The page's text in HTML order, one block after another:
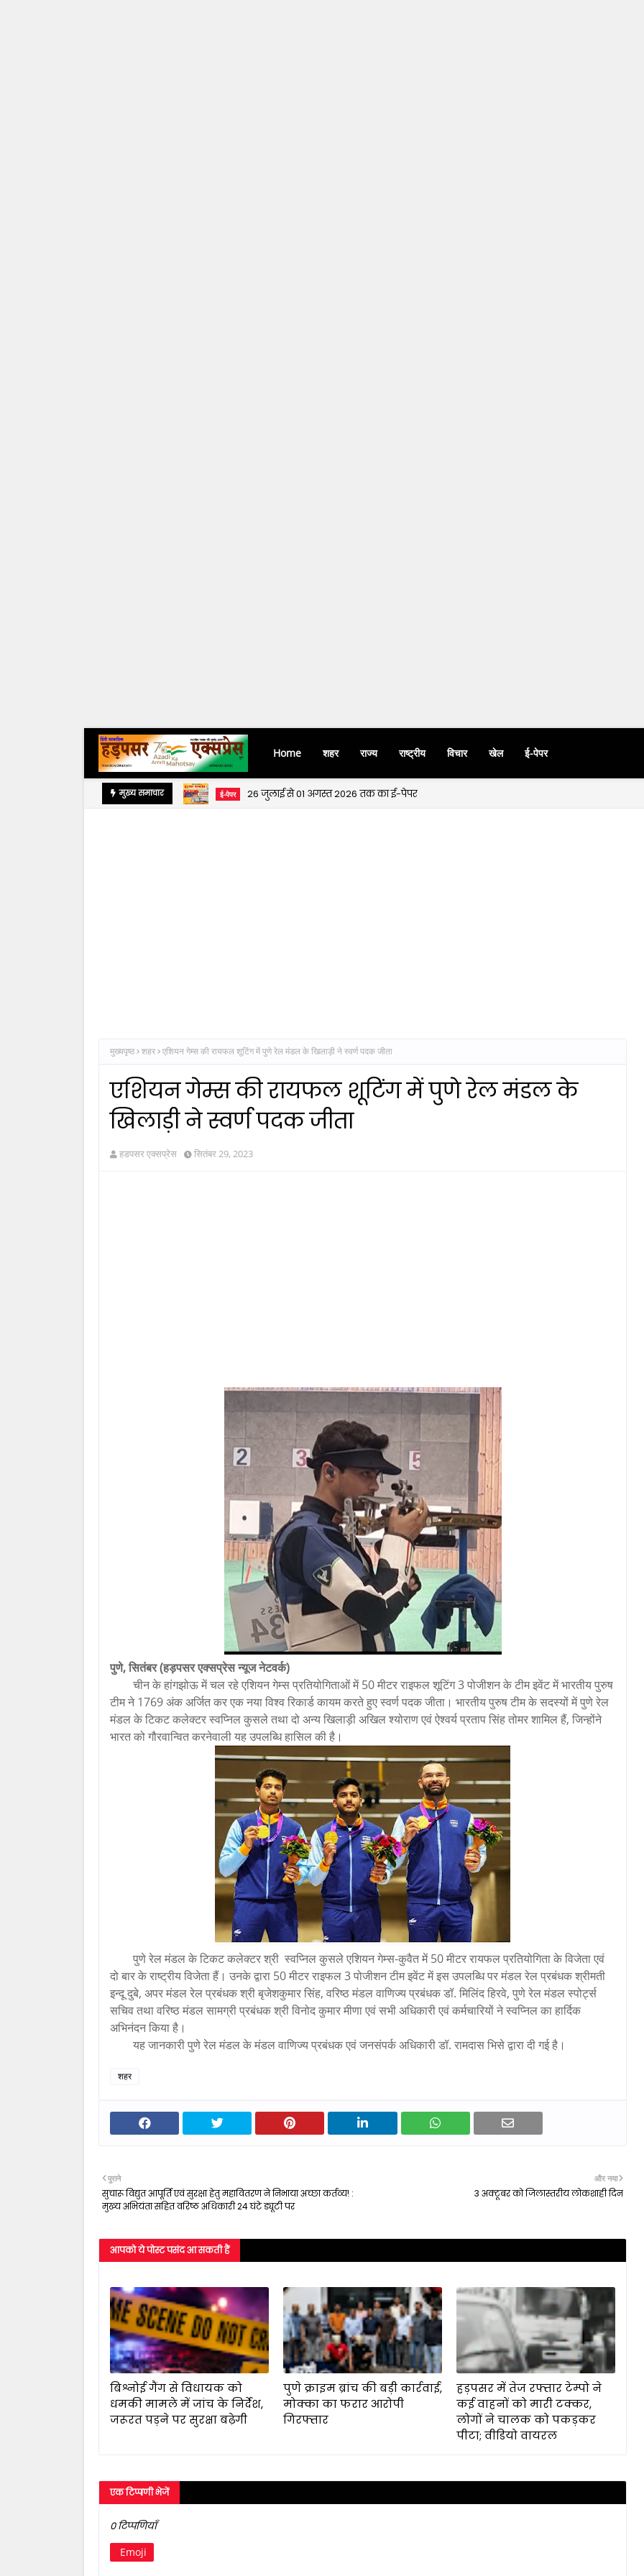
Home शहर राज्य राष्ट्रीय विचार खेल ई-पेपर
मुख्य समाचार ई-पेपर 26 जुलाई से 01 अगस्त 2026 तक का ई-पेपर
मुख्यपृष्ठ शहर एशियन गेम्स की रायफल शूटिंग में पुणे रेल मंडल के खिलाड़ी ने स्वर्ण पदक जीता
एशियन गेम्स की रायफल शूटिंग में पुणे रेल मंडल के
खिलाड़ी ने स्वर्ण पदक जीता
हडपसर एक्सप्रेस सितंबर 29, 2023
पुणे, सितंबर (हड़पसर एक्सप्रेस न्यूज नेटवर्क)
चीन के हांगझोऊ में चल रहे एशियन गेम्स प्रतियोगिताओं में 50 मीटर राइफल शूटिंग 3 पोजीशन के टीम इवेंट में भारतीय पुरुष
टीम ने 1769 अंक अर्जित कर एक नया विश्व रिकार्ड कायम करते हुए स्वर्ण पदक जीता। भारतीय पुरुष टीम के सदस्यों में पुणे रेल
मंडल के टिकट कलेक्टर स्वप्निल कुसले तथा दो अन्य खिलाड़ी अखिल श्योराण एवं ऐश्वर्य प्रताप सिंह तोमर शामिल हैं, जिन्होंने
भारत को गौरवान्वित करनेवाली यह उपलब्धि हासिल की है।
पुणे रेल मंडल के टिकट कलेक्टर श्री स्वप्निल कुसले एशियन गेम्स-कुवैत में 50 मीटर रायफल प्रतियोगिता के विजेता एवं
दो बार के राष्ट्रीय विजेता हैं। उनके द्वारा 50 मीटर राइफल 3 पोजीशन टीम इवेंट में इस उपलब्धि पर मंडल रेल प्रबंधक श्रीमती
इन्दू दुबे, अपर मंडल रेल प्रबंधक श्री बृजेशकुमार सिंह, वरिष्ठ मंडल वाणिज्य प्रबंधक डॉ. मिलिंद हिरवे, पुणे रेल मंडल स्पोर्ट्स
सचिव तथा वरिष्ठ मंडल सामग्री प्रबंधक श्री विनोद कुमार मीणा एवं सभी अधिकारी एवं कर्मचारियों ने स्वप्निल का हार्दिक
अभिनंदन किया है।
यह जानकारी पुणे रेल मंडल के मंडल वाणिज्य प्रबंधक एवं जनसंपर्क अधिकारी डॉ. रामदास भिसे द्वारा दी गई है।
शहर
और नया
3 अक्टूबर को जिलास्तरीय लोकशाही दिन
पुराने
सुचारू विद्युत आपूर्ति एवं सुरक्षा हेतु महावितरण ने निभाया अच्छा कर्तव्य! :
मुख्य अभियंता सहित वरिष्ठ अधिकारी 24 घंटे ड्यूटी पर
आपको ये पोस्ट पसंद आ सकती हैं
बिश्नोई गैंग से विधायक को
धमकी मामले में जांच के निर्देश,
जरूरत पड़ने पर सुरक्षा बढ़ेगी
पुणे क्राइम ब्रांच की बड़ी कार्रवाई,
मोक्का का फरार आरोपी
गिरफ्तार
हड़पसर में तेज रफ्तार टेम्पो ने
कई वाहनों को मारी टक्कर,
लोगों ने चालक को पकड़कर
पीटा; वीडियो वायरल
एक टिप्पणी भेजें
0 टिप्पणियाँ
Emoji